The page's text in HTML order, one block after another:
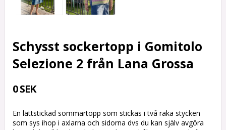
Schysst sockertopp i Gomitolo
Selezione 2 från Lana Grossa
0 SEK
En lättstickad sommartopp som stickas i två raka stycken
som sys ihop i axlarna och sidorna dvs du kan själv avgöra